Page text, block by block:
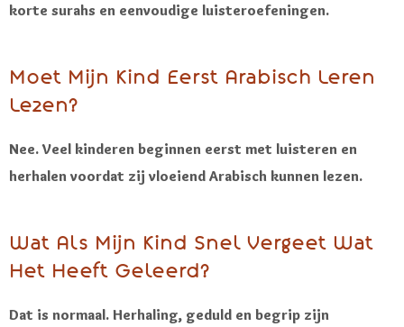
korte surahs en eenvoudige luisteroefeningen.
Moet Mijn Kind Eerst Arabisch Leren
Lezen?
Nee. Veel kinderen beginnen eerst met luisteren en
herhalen voordat zij vloeiend Arabisch kunnen lezen.
Wat Als Mijn Kind Snel Vergeet Wat
Het Heeft Geleerd?
Dat is normaal. Herhaling, geduld en begrip zijn